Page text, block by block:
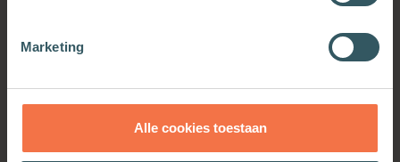
Marketing
Alle cookies toestaan